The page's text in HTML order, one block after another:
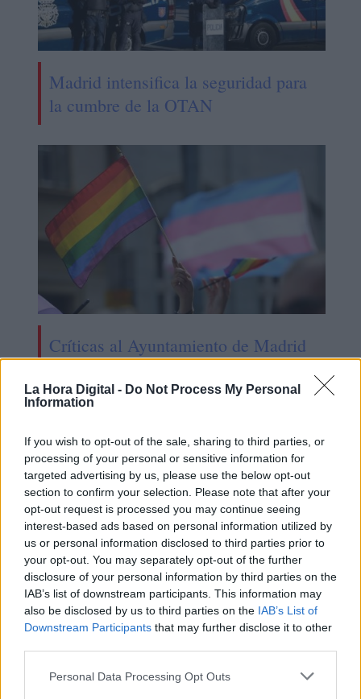
La Hora Digital - Do Not Process My Personal
Information
If you wish to opt-out of the sale, sharing to third parties, or
processing of your personal or sensitive information for
targeted advertising by us, please use the below opt-out
section to confirm your selection. Please note that after your
opt-out request is processed you may continue seeing
interest-based ads based on personal information utilized by
us or personal information disclosed to third parties prior to
your opt-out. You may separately opt-out of the further
disclosure of your personal information by third parties on the
IAB’s list of downstream participants. This information may
also be disclosed by us to third parties on the IAB’s List of
Downstream Participants that may further disclose it to other
Personal Data Processing Opt Outs
Madrid intensifica la seguridad para
la cumbre de la OTAN
Críticas al Ayuntamiento de Madrid
Orgullo
Madrid retrasa el Orgullo Gay al 1
de julio por seguridad en la Cumbre
de la OTAN